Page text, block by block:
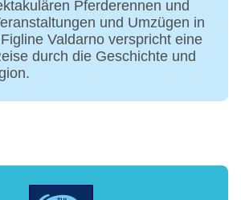
Pferderennen und
und Umzügen in
Valdarno verspricht eine
durch die Geschichte und